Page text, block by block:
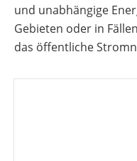
und unabhängige
Gebieten oder in
das öffentliche